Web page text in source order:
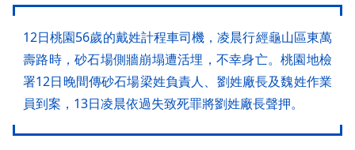
12日桃園56歲的戴姓計程車司機，凌晨行經龜山區東萬
壽路時，砂石場側牆崩塌遭活埋，不幸身亡。桃園地檢
署12日晚間傳砂石場梁姓負責人、劉姓廠長及魏姓作業
員到案，13日凌晨依過失致死罪將劉姓廠長聲押。